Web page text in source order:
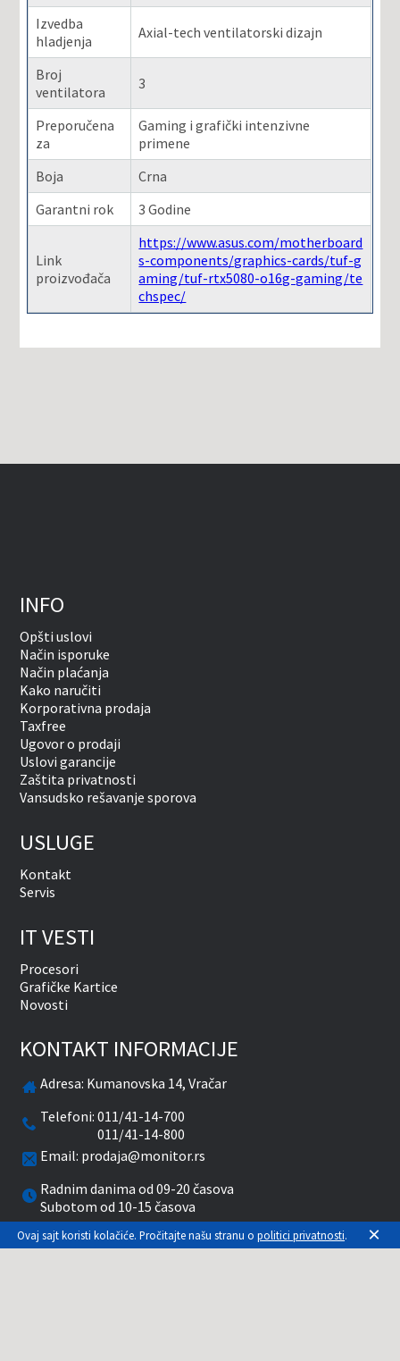
Izvedba
hladjenja
Axial-tech ventilatorski dizajn
Broj
ventilatora
3
Preporučena
za
Gaming i grafički intenzivne
primene
Boja
Crna
Garantni rok
3 Godine
Link
proizvođača
https://www.asus.com/motherboard
s-components/graphics-cards/tuf-g
aming/tuf-rtx5080-o16g-gaming/te
chspec/
INFO
Opšti uslovi
Način isporuke
Način plaćanja
Kako naručiti
Korporativna prodaja
Taxfree
Ugovor o prodaji
Uslovi garancije
Zaštita privatnosti
Vansudsko rešavanje sporova
USLUGE
Kontakt
Servis
IT VESTI
Procesori
Grafičke Kartice
Novosti
KONTAKT INFORMACIJE
Adresa: Kumanovska 14, Vračar
Telefoni:011/41-14-700
011/41-14-800
Email: prodaja@monitor.rs
Radnim danima od 09-20 časova
Subotom od 10-15 časova
Ovaj sajt koristi kolačiće. Pročitajte našu stranu o politici privatnosti. ×